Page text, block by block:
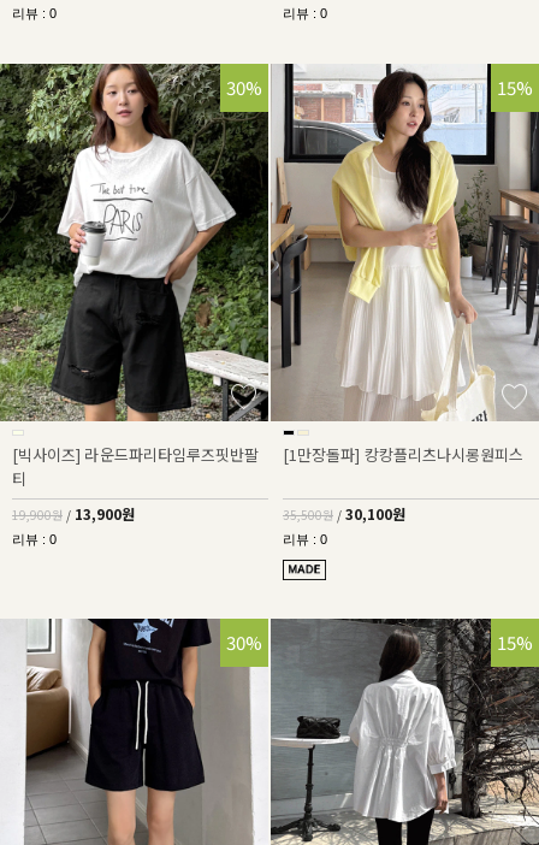
리뷰 : 0 리뷰 : 0
30%
[빅사이즈] 라운드파리타임루즈핏반팔
티
19,900원 / 13,900원
리뷰 : 0
15%
[1만장돌파] 캉캉플리츠나시롱원피스
35,500원 / 30,100원
리뷰 : 0
30% 15%